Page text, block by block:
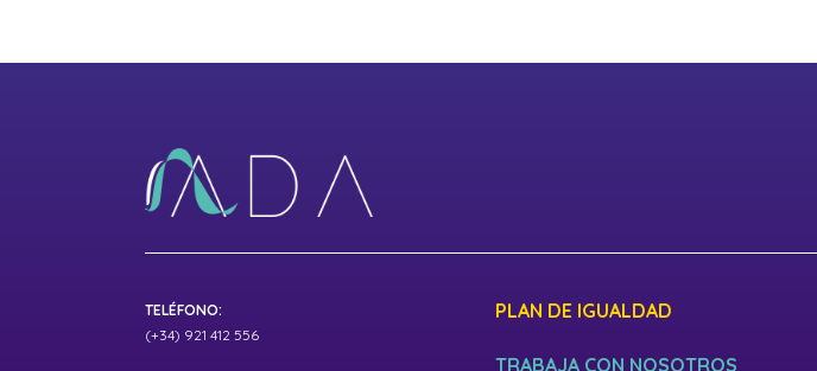
TELÉFONO:
(+34) 921 412 556
PLAN DE IGUALDAD
TRABAJA CON NOSOTROS